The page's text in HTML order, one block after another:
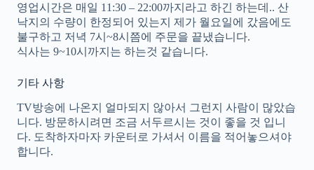
영업시간은 매일 11:30 – 22:00까지라고 하긴 하는데.. 산
낙지의 수량이 한정되어 있는지 제가 월요일에 갔음에도
불구하고 저녁 7시~8시쯤에 주문을 끝냈습니다.
식사는 9~10시까지는 하는것 같습니다.
기타 사항
TV방송에 나온지 얼마되지 않아서 그런지 사람이 많았습
니다. 방문하시려면 조금 서두르시는 것이 좋을 것 입니
다. 도착하자마자 카운터로 가셔서 이름을 적어놓으셔야
합니다.